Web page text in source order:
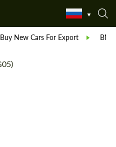
Buy New Cars For Export